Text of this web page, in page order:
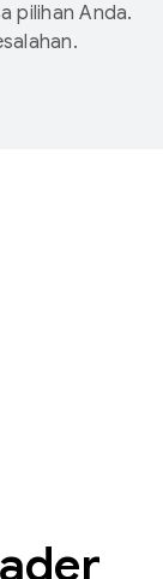
pilihan Anda.